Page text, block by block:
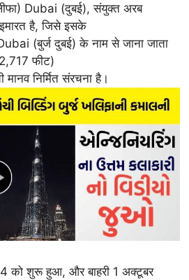
Dubai (दुबई), संयुक्त अरब
है, जिसे इसके
(बुर्ज दुबई) के नाम से जाना जाता
फीट)
निर्मित संरचना है।
को शुरू हुआ, और बाहरी 1 अक्टूबर